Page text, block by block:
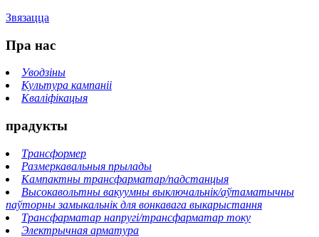
Звязацца
Пра нас
Уводзіны
Культура кампаніі
Кваліфікацыя
прадукты
Трансформер
Размеркавальныя прылады
Кампактны трансфарматар/падстанцыя
Высокавольтны вакуумны выключальнік/аўтаматычны
паўторны замыкальнік для вонкавага выкарыстання
Трансфарматар напругі/трансфарматар току
Электрычная арматура